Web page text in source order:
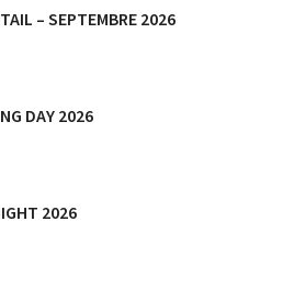
– SEPTEMBRE 2026
DAY 2026
2026